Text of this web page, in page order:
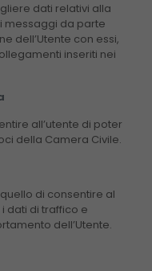
dati relativi alla
messaggi da parte
dell’Utente con essi,
inseriti nei
all’utente di poter
della Camera Civile.
di consentire al
dati di traffico e
dell’Utente.
to
the
website's
functionality
how the
is
order for